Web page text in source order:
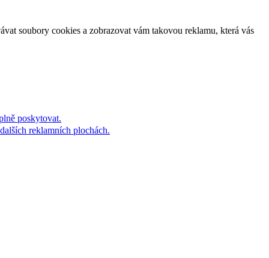
soubory cookies a zobrazovat vám takovou reklamu, která vás
poskytovat.
reklamních plochách.